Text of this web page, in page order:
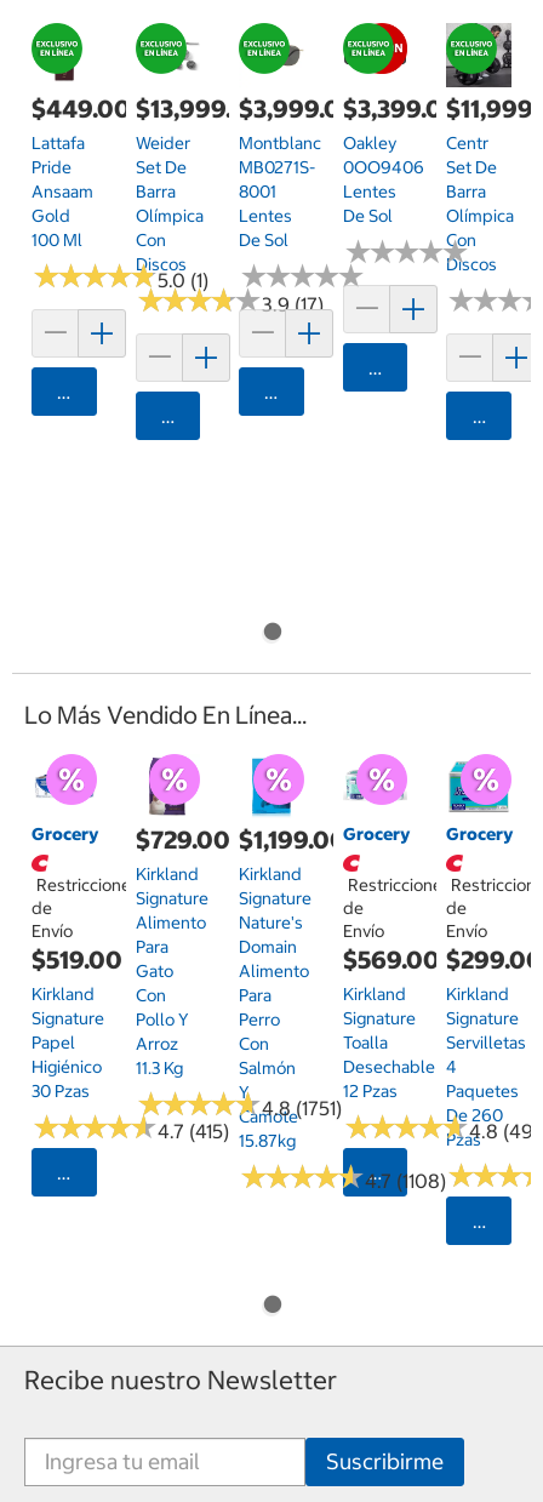
$449.00
Lattafa
Pride
Ansaam
Gold
100 Ml
★★★★★
★★★★★5.0 (1)
Agregar
$13,999.00
Weider
Set De
Barra
Olímpica
Con
Discos
★★★★★
★★★★★3.9 (17)
Agregar
$3,999.00
Montblanc
MB0271S-
8001
Lentes
De Sol
★★★★★
★★★★★
Agregar
$3,399.00
Oakley
0OO9406
Lentes
De Sol
★★★★★
★★★★★
Agregar
Centr
Set De
Barra
Olímpica
Con
Discos
★★★
★★★
Lo Más Vendido En Línea...
Grocery
Restricciones
de
Envío
$519.00
Kirkland
Signature
Papel
Higiénico
30 Pzas
★★★★★
★★★★★4.7 (415)
Seleccionar Código Postal
$729.00
Kirkland
Signature
Alimento
Para
Gato
Con
Pollo Y
Arroz
11.3 Kg
★★★★★
★★★★★4.8 (1751)
$1,199.00
Kirkland
Signature
Nature's
Domain
Alimento
Para
Perro
Con
Salmón
Y
Camote
15.87kg
★★★★★
★★★★★4.7 (1108)
Grocery
Restricciones
de
Envío
$569.00
Kirkland
Signature
Toalla
Desechable
12 Pzas
★★★★★
★★★★★4.8
Seleccionar
Grocery
de
Envío
$299.00
Kirkland
Signature
Servilletas
4
Paquetes
De 260
Pzas
★★★
★★★
Recibe nuestro Newsletter